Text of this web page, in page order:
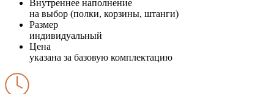
Внутреннее наполнение
на выбор (полки, корзины, штанги)
Размер
индивидуальный
Цена
указана за базовую комплектацию